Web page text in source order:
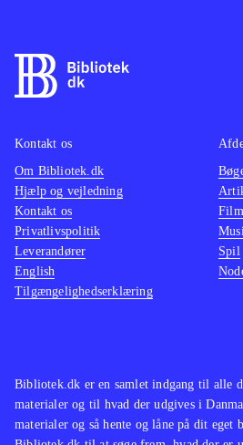
Bibliotek.dk er en samlet indgang til alle
materialer og til hvad der udgives i
materialer og så hente og låne på dit eget
Kontakt os
Om Bibliotek.dk
Hjælp og vejledning
Kontakt os
Privatlivspolitik
Leverandører
English
Tilgængelighedserklæring
Film
Spil